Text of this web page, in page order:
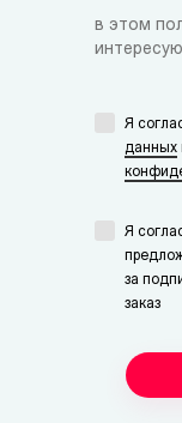
в этом
Я
данных
Я
за
заказ